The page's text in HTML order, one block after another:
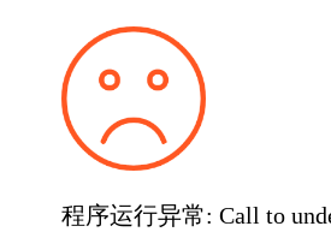
程序运行异常: Call to